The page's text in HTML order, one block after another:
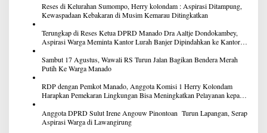
Reses di Kelurahan Sumompo, Herry kolondam : Aspirasi Ditampung,
Kewaspadaan Kebakaran di Musim Kemarau Ditingkatkan
Terungkap di Reses Ketua DPRD Manado Dra Aaltje Dondokambey,
Aspirasi Warga Meminta Kantor Lurah Banjer Dipindahkan ke Kantor
Sambut 17 Agustus, Wawali RS Turun Jalan Bagikan Bendera Merah
Putih Ke Warga Manado
RDP dengan Pemkot Manado, Anggota Komisi 1 Herry Kolondam
Harapkan Pemekaran Lingkungan Bisa Meningkatkan Pelayanan kepada
Anggota DPRD Sulut Irene Angouw Pinontoan Turun Lapangan, Serap
Aspirasi Warga di Lawangirung